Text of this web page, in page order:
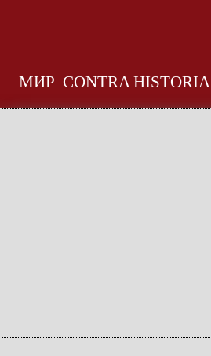
МИР CONTRA HISTORIA